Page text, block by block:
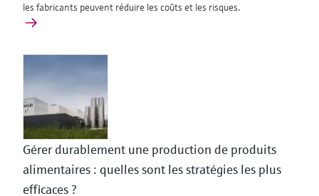
les fabricants peuvent réduire les coûts et les risques.
Gérer durablement une production de produits
alimentaires : quelles sont les stratégies les plus
efficaces ?